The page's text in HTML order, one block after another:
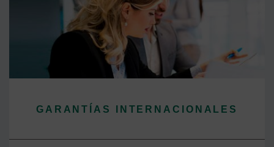
GARANTÍAS INTERNACIONALES